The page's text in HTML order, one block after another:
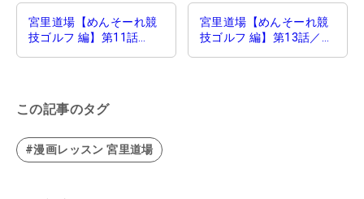
宮里道場【めんそーれ競
技ゴルフ 編】第11話
宮里道場【めんそーれ競
技ゴルフ 編】第13話／ゴ
この記事のタグ
#漫画レッスン 宮里道場